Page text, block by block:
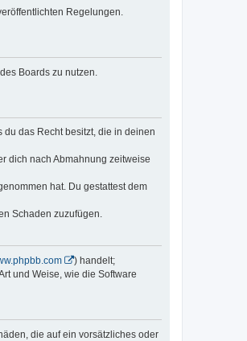
Regelungen.
Boards zu nutzen.
das Recht besitzt, die in deinen
dich nach Abmahnung zeitweise
hat. Du gestattest dem
Schaden zuzufügen.
) handelt;
und Weise, wie die Software
die auf ein vorsätzliches oder